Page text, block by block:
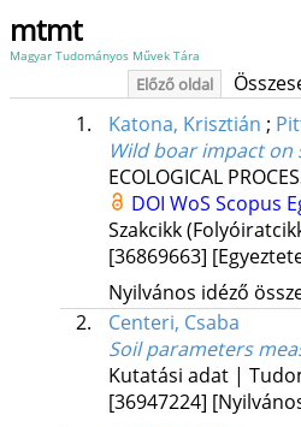
mtmt
Magyar Tudományos Művek Tára
Előző oldal
1. Katona, Krisztián ;
Wild boar impact
ECOLOGICAL
DOI WoS Scopus
Szakcikk
[36869663]
Nyilvános idéző
2.
Centeri, Csaba
Soil parameters
Kutatási adat |
[36947224]